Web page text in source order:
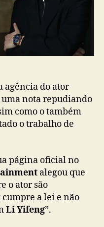
r
u
m
o
r
d
e
p
a
r
agência do ator
nota repudiando
como o também
o trabalho de
página oficial no
alegou que
o ator são
cumpre a lei e não
Li Yifeng”.